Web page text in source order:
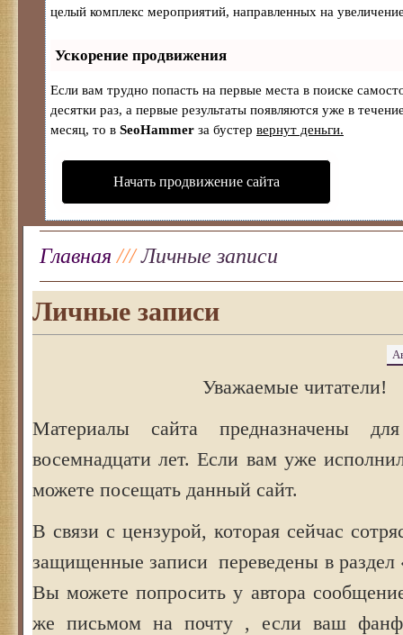
целый комплекс мероприятий, направленных на
Ускорение продвижения
Если вам трудно попасть на первые места в поиске
десятки раз, а первые результаты появляются уже в
месяц, то в SeoHammer за бустер вернут деньги.
Начать продвижение сайта
Главная ///Личные записи
Личные записи
Уважаемые читатели!
Материалы сайта предназначены
восемнадцати лет. Если вам уже
можете посещать данный сайт.
В связи с цензурой, которая сейчас
защищенные записи переведены в
Вы можете попросить у автора
же письмом на почту , если ваш